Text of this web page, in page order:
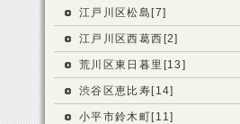
江戸川区松島[7]
江戸川区西葛西[2]
荒川区東日暮里[13]
渋谷区恵比寿[14]
小平市鈴木町[11]